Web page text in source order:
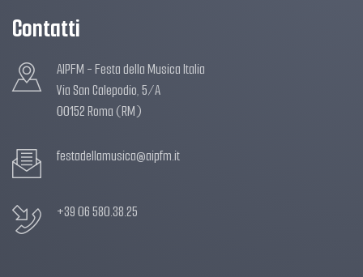
Contatti
AIPFM - Festa della Musica Italia
Via San Calepodio, 5/A
00152 Roma (RM)
festadellamusica@aipfm.it
+39 06 580.38.25